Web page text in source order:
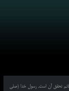
تحقق آن است, رسول خدا (صلی